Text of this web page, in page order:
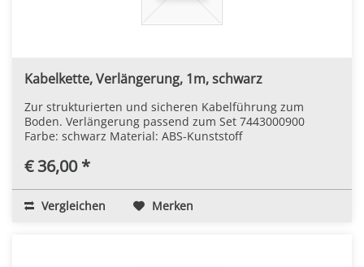
Kabelkette, Verlängerung, 1m, schwarz
Zur strukturierten und sicheren Kabelführung zum
Boden. Verlängerung passend zum Set 7443000900
Farbe: schwarz Material: ABS-Kunststoff
€ 36,00 *
Vergleichen Merken